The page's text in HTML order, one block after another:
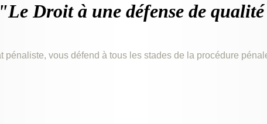
"Le Droit à une défense de
pénaliste, vous défend à tous les stades de la procédure